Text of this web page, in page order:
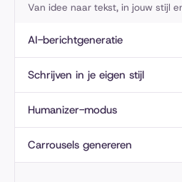
Van idee naar tekst, in jouw stijl
AI-berichtgeneratie
Schrijven in je eigen stijl
Humanizer-modus
Carrousels genereren